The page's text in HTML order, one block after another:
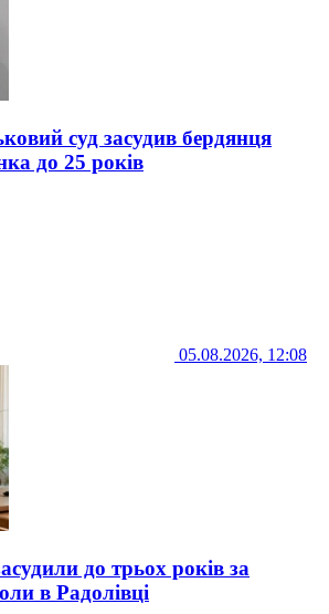
суд засудив бердянця
до 25 років
05.08.2026, 12:08
до трьох років за
в Радолівці